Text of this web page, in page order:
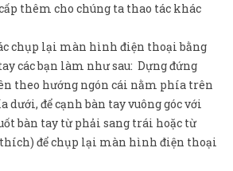
thêm cho chúng ta thao tác khác
chụp lại màn hình điện thoại bằng
các bạn làm như sau: Dựng đứng
theo hướng ngón cái nằm phía trên
dưới, để cạnh bàn tay vuông góc với
bàn tay từ phải sang trái hoặc từ
để chụp lại màn hình điện thoại